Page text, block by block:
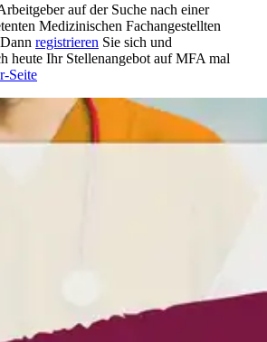
auf der Suche nach einer
Medizinischen Fachangestellten
registrieren Sie sich und
heute Ihr Stellenangebot auf MFA mal
Seite